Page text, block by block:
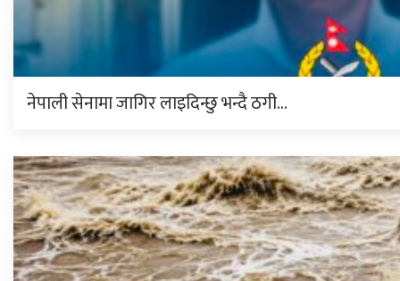
नेपाली सेनामा जागिर लाइदिन्छु भन्दै ठगी…